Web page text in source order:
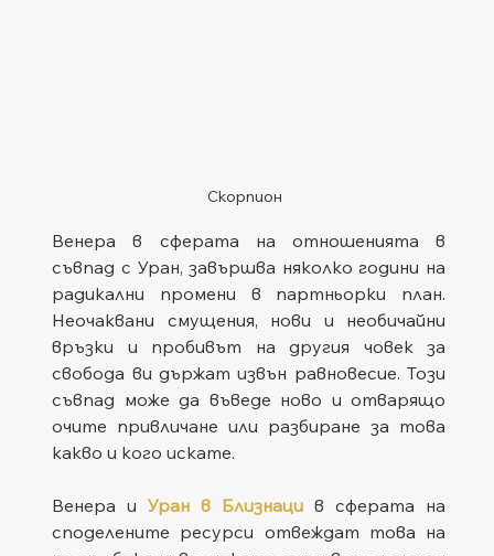
Скорпион
Венера в сферата на отношенията в
съвпад с Уран, завършва няколко години на
радикални промени в партньорки план.
Неочаквани смущения, нови и необичайни
връзки и пробивът на другия човек за
свобода ви държат извън равновесие. Този
съвпад може да въведе ново и отварящо
очите привличане или разбиране за това
какво и кого искате.
Венера и Уран в Близнаци в сферата на
споделените ресурси отвеждат това на